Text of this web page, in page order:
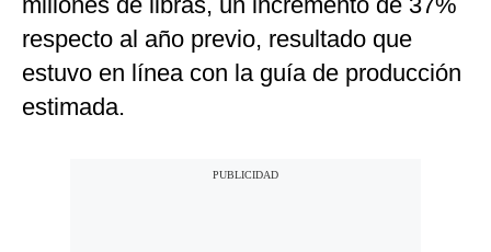
respecto al año previo, resultado que
estuvo en línea con la guía de producción
estimada.